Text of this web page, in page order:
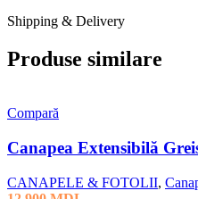
Shipping & Delivery
Produse similare
Compară
Canapea Extensibilă
CANAPELE & FOTOLII,